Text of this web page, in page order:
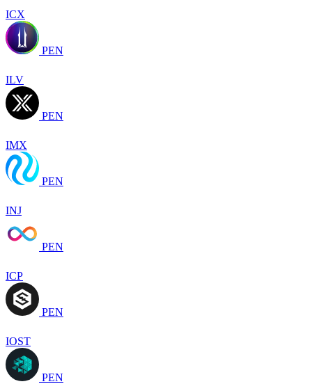
ICX
PEN
ILV
PEN
IMX
PEN
INJ
PEN
ICP
PEN
IOST
PEN